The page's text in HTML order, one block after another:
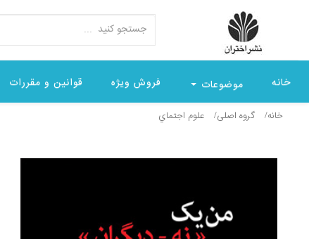
خانه موضوعات فروش ویژه قوانین و مقررات
خانه گروه اصلی علوم اجتماي